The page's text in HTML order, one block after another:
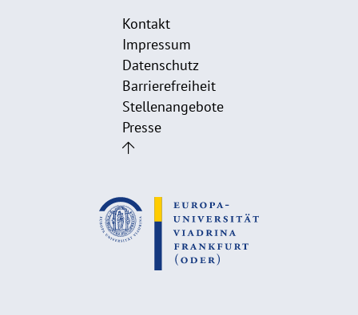
Kontakt
Impressum
Datenschutz
Barrierefreiheit
Stellenangebote
Presse